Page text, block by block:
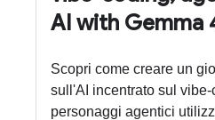
AI with Gemma
Scopri come creare un
sull'AI incentrato sul
personaggi agentici